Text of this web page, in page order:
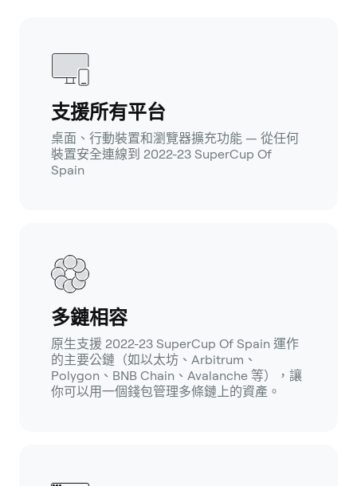
支援所有平台
桌面、行動裝置和瀏覽器擴充功能 — 從任何
裝置安全連線到 2022-23 SuperCup Of
Spain
多鏈相容
原生支援 2022-23 SuperCup Of Spain 運作
的主要公鏈（如以太坊、Arbitrum、
Polygon、BNB Chain、Avalanche 等），讓
你可以用一個錢包管理多條鏈上的資產。